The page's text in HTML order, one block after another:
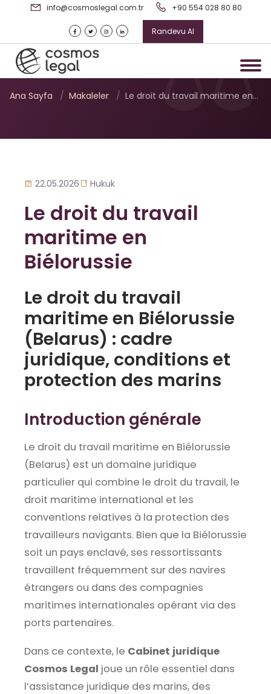
info@cosmoslegal.com.tr +90 554 028 80 80
Randevu Al
Le droit du travail maritime
en Biélorussie
Ana Sayfa / Makaleler / Le droit du travail maritime en…
22.05.2026 Hukuk
Le droit du travail
maritime en
Biélorussie
Le droit du travail
maritime en Biélorussie
(Belarus) : cadre
juridique, conditions et
protection des marins
Introduction générale
Le droit du travail maritime en Biélorussie
(Belarus) est un domaine juridique
particulier qui combine le droit du travail, le
droit maritime international et les
conventions relatives à la protection des
travailleurs navigants. Bien que la Biélorussie
soit un pays enclavé, ses ressortissants
travaillent fréquemment sur des navires
étrangers ou dans des compagnies
maritimes internationales opérant via des
ports partenaires.
Dans ce contexte, le Cabinet juridique
Cosmos Legal joue un rôle essentiel dans
l’assistance juridique des marins, des